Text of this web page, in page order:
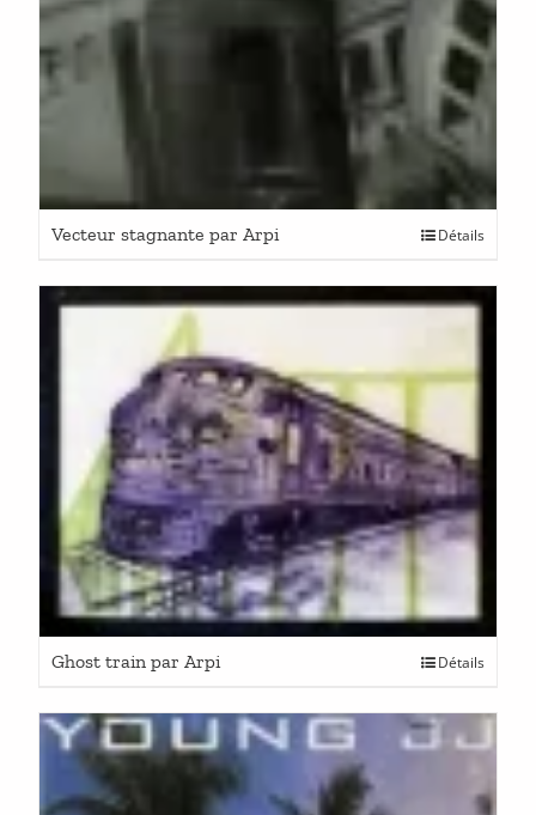
Vecteur stagnante par Arpi Détails
Ghost train par Arpi Détails